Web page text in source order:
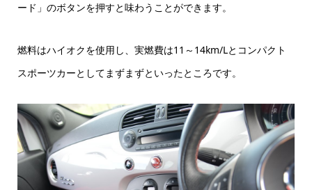
ード」のボタンを押すと味わうことができます。
燃料はハイオクを使用し、実燃費は11～14km/Lとコンパクト
スポーツカーとしてまずまずといったところです。